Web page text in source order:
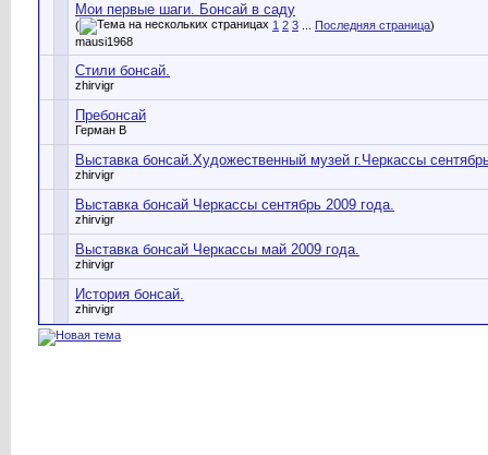
Мои первые шаги. Бонсай в саду
( 1 2 3 Последняя страница)
mausi1968
Стили бонсай.
zhirvigr
Пребонсай
Герман В
Выставка бонсай.Художественный музей г.Черкассы
zhirvigr
Выставка бонсай Черкассы сентябрь 2009 года.
zhirvigr
Выставка бонсай Черкассы май 2009 года.
zhirvigr
История бонсай.
zhirvigr